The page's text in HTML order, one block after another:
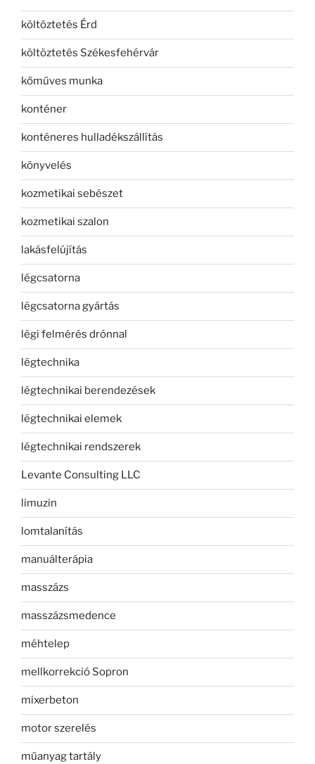
költöztetés Érd
költöztetés Székesfehérvár
kőműves munka
konténer
konténeres hulladékszállítás
könyvelés
kozmetikai sebészet
kozmetikai szalon
lakásfelújítás
légcsatorna
légcsatorna gyártás
légi felmérés drónnal
légtechnika
légtechnikai berendezések
légtechnikai elemek
légtechnikai rendszerek
Levante Consulting LLC
limuzin
lomtalanítás
manuálterápia
masszázs
masszázsmedence
méhtelep
mellkorrekció Sopron
mixerbeton
motor szerelés
műanyag tartály